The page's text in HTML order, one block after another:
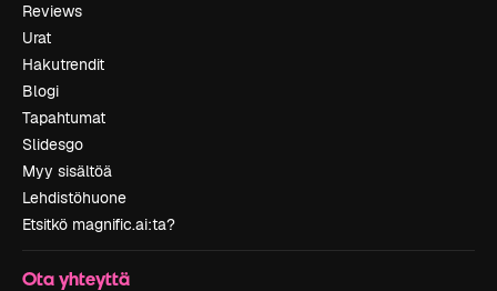
Reviews
Urat
Hakutrendit
Blogi
Tapahtumat
Slidesgo
Myy sisältöä
Lehdistöhuone
Etsitkö magnific.ai:ta?
Ota yhteyttä